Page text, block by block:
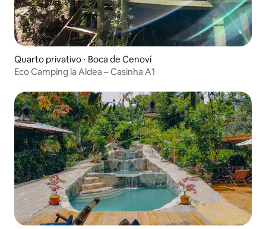
Quarto privativo ⋅ Boca de Cenoví
Eco Camping la Aldea – Casinha A1